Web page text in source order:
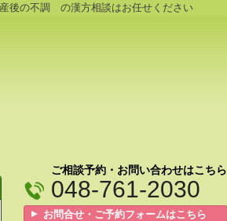
後の不調 の漢方相談はお任せください
ご相談予約・お問い合わせはこちら
048-761-2030
お問合せ・ご予約フォームはこちら